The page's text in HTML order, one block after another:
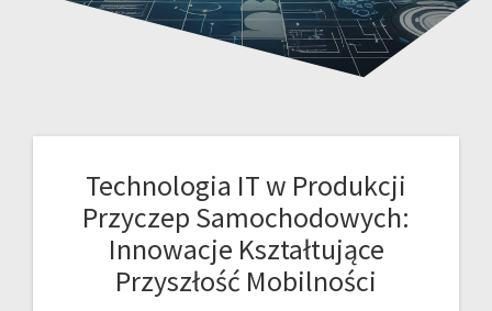
Technologia IT w Produkcji
Przyczep Samochodowych:
Innowacje Kształtujące
Przyszłość Mobilności